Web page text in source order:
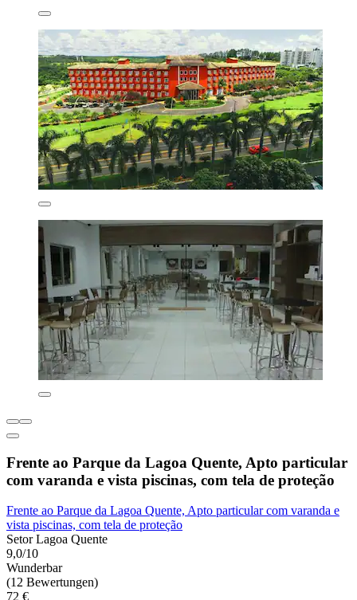
Frente ao Parque da Lagoa Quente, Apto particular
com varanda e vista piscinas, com tela de proteção
Frente ao Parque da Lagoa Quente, Apto particular com varanda e
vista piscinas, com tela de proteção
Setor Lagoa Quente
9,0/10
Wunderbar
(12 Bewertungen)
72 €